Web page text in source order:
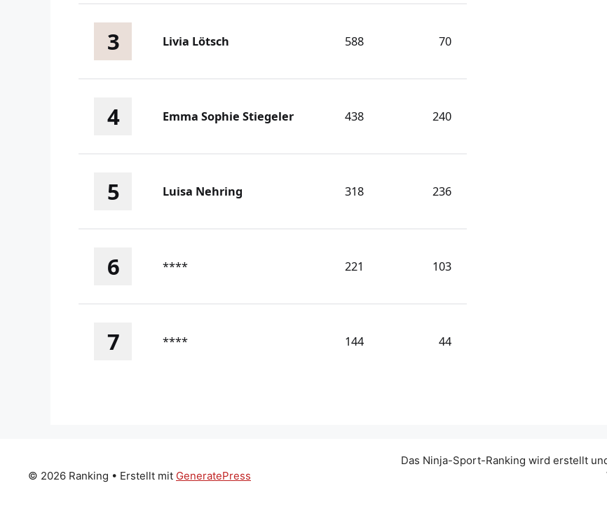
3 Livia Lötsch 588 70
4 Emma Sophie Stiegeler 438 240
5 Luisa Nehring 318 236
6 **** 221 103
7 **** 144 44
Das Ninja-Sport-Ranking wird erstellt
© 2026 Ranking • Erstellt mit GeneratePress